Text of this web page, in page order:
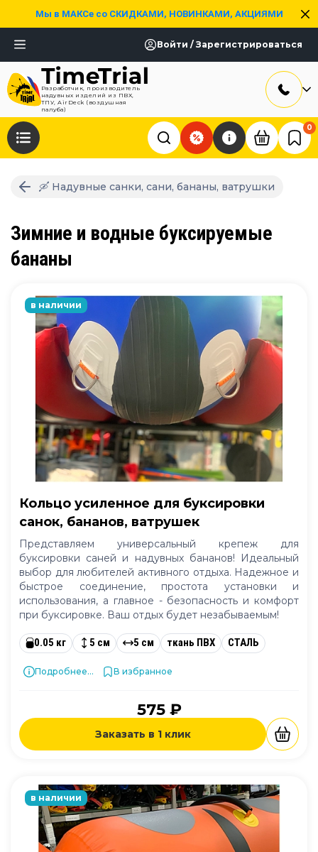
Мы в МАКСе со СКИДКАМИ, НОВИНКАМИ, АКЦИЯМИ
Войти / Зарегистрироваться
Разработчик, производитель
надувных изделий из ПВХ,
ТПУ, AirDeck (воздушная
палуба)
0
🛶 Надувные санки, сани, бананы, ватрушки
Зимние и водные буксируемые
бананы
в наличии
Кольцо усиленное для буксировки
санок, бананов, ватрушек
Представляем универсальный крепеж для
буксировки саней и надувных бананов! Идеальный
выбор для любителей активного отдыха. Надежное и
быстрое соединение, простота установки и
использования, а главное - безопасность и комфорт
при буксировке. Ваш отдых будет незабываемым!
0.05 кг 5 см 5 см ткань ПВХ СТАЛЬ
Подробнее... В избранное
575 ₽
Заказать в 1 клик
в наличии